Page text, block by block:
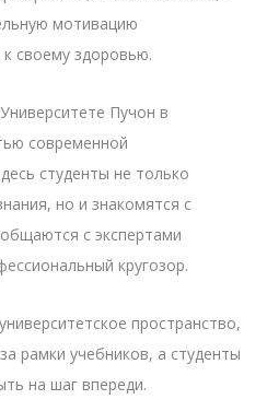
мотивацию
своему здоровью.
Пучон в
современной
студенты не только
но и знакомятся с
с экспертами
кругозор.
пространство,
рамки учебников, а студенты
на шаг впереди.